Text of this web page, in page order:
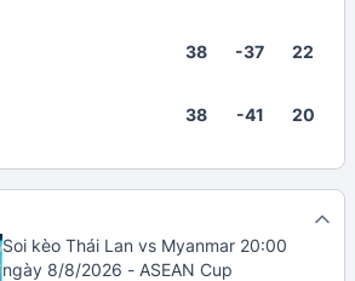
38 -37 22
38 -41 20
Soi kèo Thái Lan vs Myanmar 20:00
ngày 8/8/2026 - ASEAN Cup